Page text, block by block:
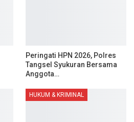
Peringati HPN 2026, Polres
Tangsel Syukuran Bersama
Anggota…
HUKUM & KRIMINAL